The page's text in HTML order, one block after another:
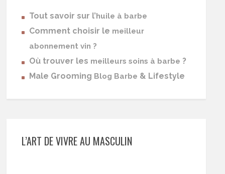
Tout savoir sur l’huile à barbe
Comment choisir le meilleur
abonnement vin ?
Où trouver les meilleurs soins à barbe ?
Male Grooming Blog Barbe & Lifestyle
L’ART DE VIVRE AU MASCULIN